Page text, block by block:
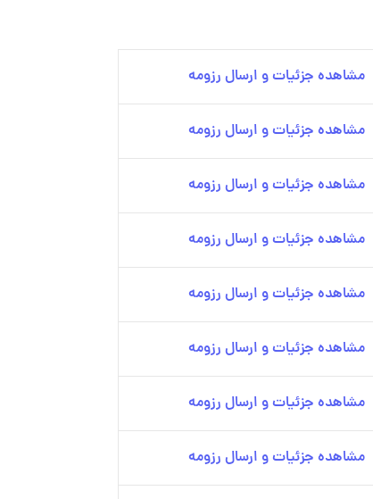
مشاهده جزئیات و ارسال رزومه
مشاهده جزئیات و ارسال رزومه
مشاهده جزئیات و ارسال رزومه
مشاهده جزئیات و ارسال رزومه
مشاهده جزئیات و ارسال رزومه
مشاهده جزئیات و ارسال رزومه
مشاهده جزئیات و ارسال رزومه
مشاهده جزئیات و ارسال رزومه